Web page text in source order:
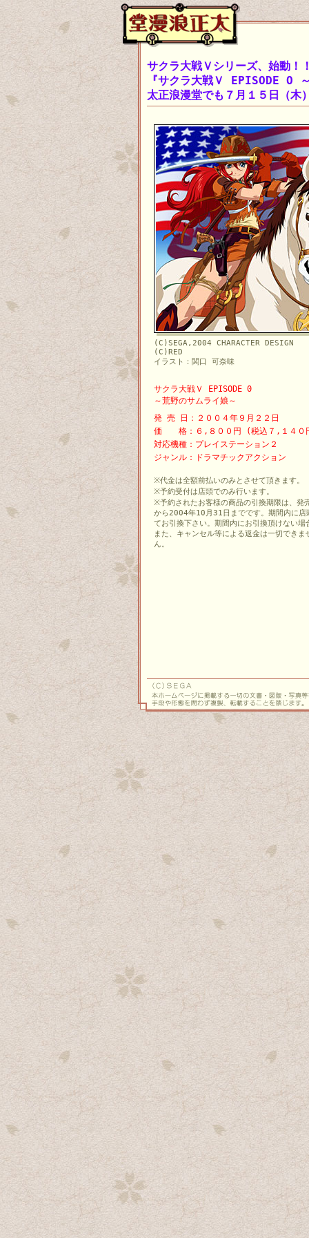
サクラ大戦Ｖシリーズ、始動！
『サクラ大戦Ｖ EPISODE O
太正浪漫堂でも７月１５日（木
(C)SEGA,2004 CHARACTER DESIGN
(C)RED
イラスト：関口 可奈味
サクラ大戦Ｖ EPISODE 0
～荒野のサムライ娘～
発 売 日：２００４年９月２２日
価 格：６,８００円 (税込７,１４０
対応機種：プレイステーション２
ジャンル：ドラマチックアクション
※代金は全額前払いのみとさせて頂きます。
※予約受付は店頭でのみ行います。
※予約されたお客様の商品の引換期限は、発
から2004年10月31日までです。期間内に店
てお引換下さい。期間内にお引換頂けない場
また、キャンセル等による返金は一切できま
ん。